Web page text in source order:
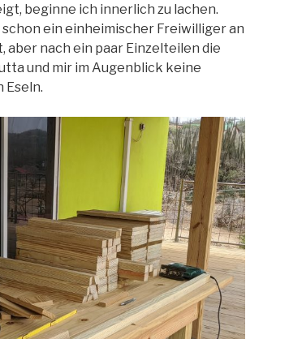
beginne ich innerlich zu lachen.
ein einheimischer Freiwilliger an
aber nach ein paar Einzelteilen die
und mir im Augenblick keine
Eseln.